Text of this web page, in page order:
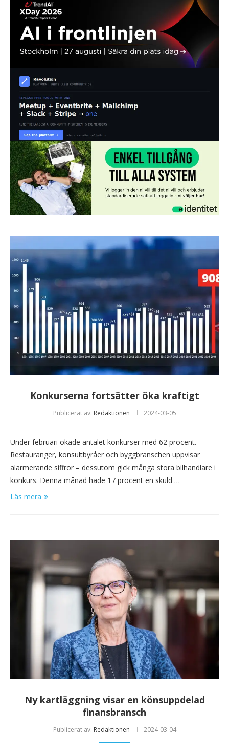
Konkurserna fortsätter öka kraftigt
Publicerat av: Redaktionen 2024-03-05
Under februari ökade antalet konkurser med 62 procent.
Restauranger, konsultbyråer och byggbranschen uppvisar
alarmerande siffror – dessutom gick många stora bilhandlare i
konkurs. Denna månad hade 17 procent en skuld …
Läs mera
Ny kartläggning visar en könsuppdelad
finansbransch
Publicerat av: Redaktionen 2024-03-04